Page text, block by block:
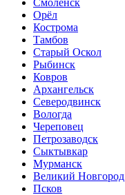
Орёл
Кострома
Тамбов
Старый Оскол
Рыбинск
Ковров
Архангельск
Северодвинск
Вологда
Череповец
Петрозаводск
Сыктывкар
Мурманск
Великий Новгород
Псков